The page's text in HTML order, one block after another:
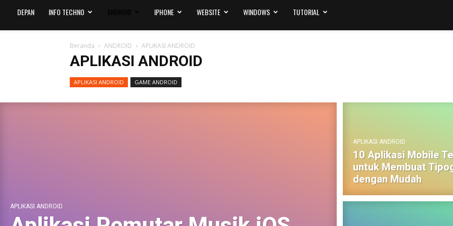
DEPAN INFO TECHNO IPHONE WEBSITE WINDOWS TUTORIAL
Beranda ANDROID APLIKASI ANDROID
APLIKASI ANDROID
APLIKASI ANDROID GAME ANDROID
APLIKASI ANDROID
APLIKASI ANDROID
10 Aplikasi Mobile
untuk Membuat
dengan Mudah